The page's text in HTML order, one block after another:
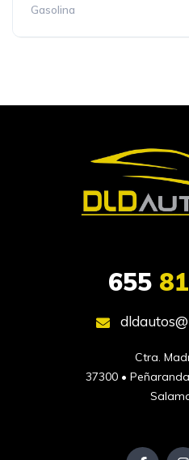
Gasolina
655
Ctra.
37300 •